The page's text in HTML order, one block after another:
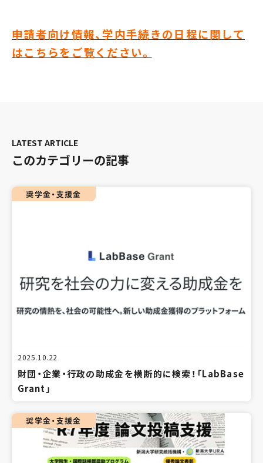
申請者向け情報、学内手続きの日程に関して
はこちらをご覧ください。
このカテゴリーの記事
奨学金・支援金
2025.10.22
財団・企業・行政の助成金を横断的に検索！「LabBase
Grant」
奨学金・支援金